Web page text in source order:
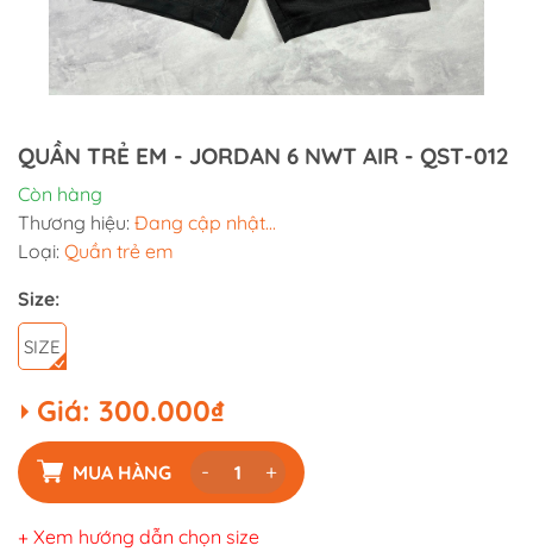
QUẦN TRẺ EM - JORDAN 6 NWT AIR - QST-012
Còn hàng
Thương hiệu: Đang cập nhật...
Loại: Quần trẻ em
Size:
SIZE
Giá: 300.000₫
MUA HÀNG - +
+ Xem hướng dẫn chọn size